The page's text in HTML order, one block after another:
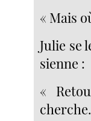
« Mais
Julie se
sienne :
«